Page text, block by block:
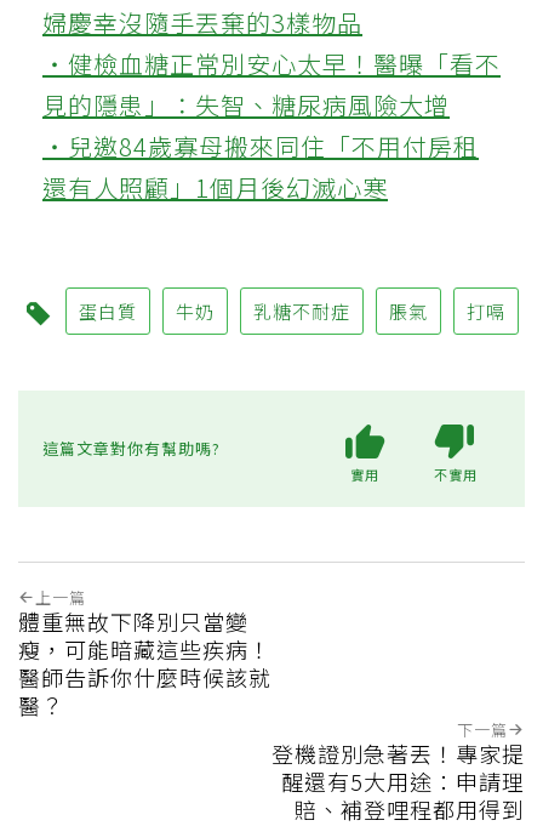
婦慶幸沒隨手丟棄的3樣物品
‧健檢血糖正常別安心太早！醫曝「看不
見的隱患」：失智、糖尿病風險大增
‧兒邀84歲寡母搬來同住「不用付房租
還有人照顧」1個月後幻滅心寒
蛋白質 牛奶 乳糖不耐症 脹氣 打嗝
這篇文章對你有幫助嗎?
實用 不實用
上一篇
體重無故下降別只當變
瘦，可能暗藏這些疾病！
醫師告訴你什麼時候該就
醫？
下一篇
登機證別急著丟！專家提
醒還有5大用途：申請理
賠、補登哩程都用得到